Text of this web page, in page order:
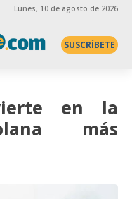
Lunes, 10 de agosto de 2026
SUSCRÍBETE
en la
más